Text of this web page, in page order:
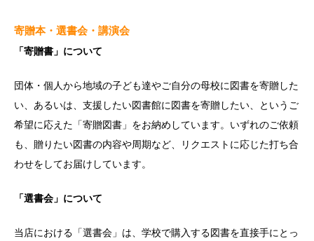
寄贈本・選書会・講演会
「寄贈書」について
団体・個人から地域の子ども達やご自分の母校に図書を寄贈した
い、あるいは、支援したい図書館に図書を寄贈したい、というご
希望に応えた「寄贈図書」をお納めしています。いずれのご依頼
も、贈りたい図書の内容や周期など、リクエストに応じた打ち合
わせをしてお届けしています。
「選書会」について
当店における「選書会」は、学校で購入する図書を直接手にとっ